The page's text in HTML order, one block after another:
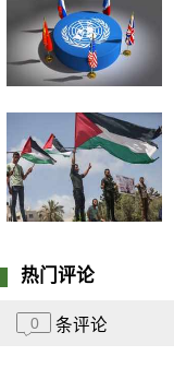
热门评论
0 条评论